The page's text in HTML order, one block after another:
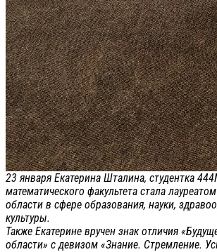
23 января Екатерина Шталина, студентка
математического факультета стала
области в сфере образования, науки,
культуры.
Также Екатерине вручен знак отличия
области» с девизом «Знание. Стремление.